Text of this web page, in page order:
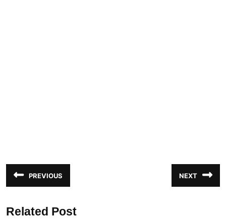
Navegação
de
PREVIOUS
anterior:
NEXT
post:
Related Post